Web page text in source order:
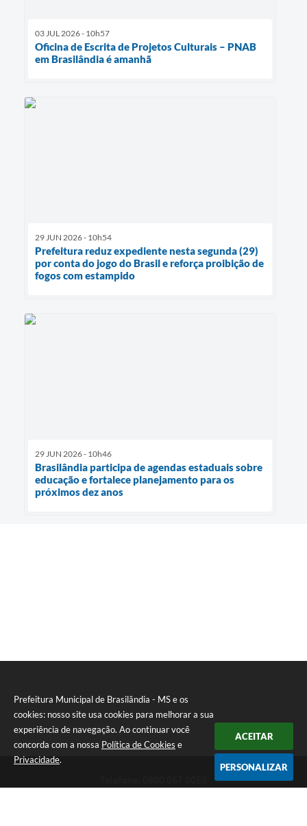
Prefeitura Municipal de Brasilândia - MS e os
cookies: nosso site usa cookies para melhorar a sua
experiência de navegação. Ao continuar você
concorda com a nossa Política de Cookies e
Privacidade.
ACEITAR
PERSONALIZAR
03 JUL 2026 - 10h57
Oficina de Escrita de Projetos Culturais – PNAB
em Brasilândia é amanhã
29 JUN 2026 - 10h54
Prefeitura reduz expediente nesta segunda (29)
por conta do jogo do Brasil e reforça proibição de
fogos com estampido
29 JUN 2026 - 10h46
Brasilândia participa de agendas estaduais sobre
educação e fortalece planejamento para os
próximos dez anos